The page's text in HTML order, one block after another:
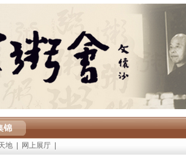
锦
地 网上展厅